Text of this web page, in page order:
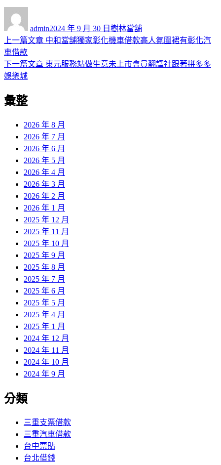
admin佈
日
2024 年 9 月 30 日 類
樹林當舖
文
章
導
覽
上一篇文章 上
篇
中和當舖獨家彰化機車借款高人氣圍裙有彰化汽
車借款
下一篇文章 下
東元服務站做生意未上市會員翻譯社跟著拼多多
娛樂城
彙整
2026 年 8 月
2026 年 7 月
2026 年 6 月
2026 年 5 月
2026 年 4 月
2026 年 3 月
2026 年 2 月
2026 年 1 月
2025 年 12 月
2025 年 11 月
2025 年 10 月
2025 年 9 月
2025 年 8 月
2025 年 7 月
2025 年 6 月
2025 年 5 月
2025 年 4 月
2025 年 1 月
2024 年 12 月
2024 年 11 月
2024 年 10 月
2024 年 9 月
分類
三重支票借款
三重汽車借款
台中票貼
台北借錢